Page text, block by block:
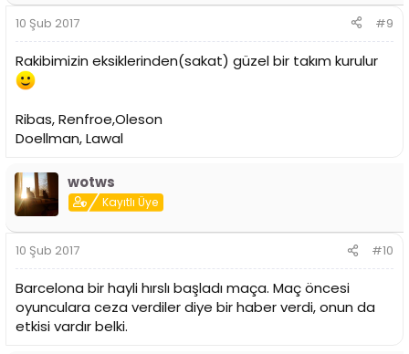
10 Şub 2017 #9
Rakibimizin eksiklerinden(sakat) güzel bir takım kurulur
Ribas, Renfroe,Oleson
Doellman, Lawal
wotws
Kayıtlı Üye
10 Şub 2017 #10
Barcelona bir hayli hırslı başladı maça. Maç öncesi
oyunculara ceza verdiler diye bir haber verdi, onun da
etkisi vardır belki.